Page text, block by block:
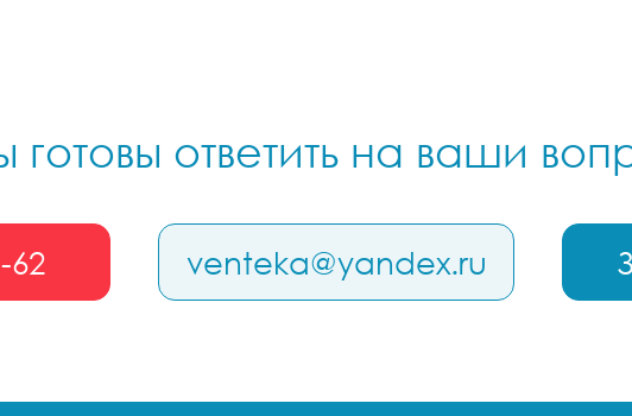
готовы ответить на ваши
62 venteka@yandex.ru